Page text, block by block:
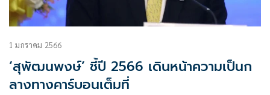
1 มกราคม 2566
‘สุพัฒนพงษ์’ ชี้ปี 2566 เดินหน้าความเป็นก
ลางทางคาร์บอนเต็มที่